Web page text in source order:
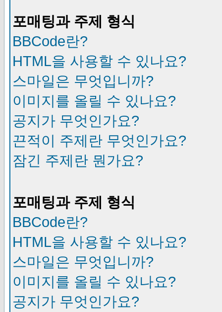
포매팅과 주제 형식
BBCode란?
HTML을 사용할 수 있나요?
스마일은 무엇입니까?
이미지를 올릴 수 있나요?
공지가 무엇인가요?
끈적이 주제란 무엇인가요?
잠긴 주제란 뭔가요?
포매팅과 주제 형식
BBCode란?
HTML을 사용할 수 있나요?
스마일은 무엇입니까?
이미지를 올릴 수 있나요?
공지가 무엇인가요?